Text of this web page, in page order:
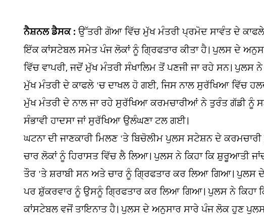
ਨੈਸ਼ਨਲ ਡੈਸਕ :ਉੱਤਰੀ ਗੋਆ ਵਿੱਚ ਮੁੱਖ ਮੰਤਰੀ ਪ੍ਰਮੋਦ ਸਾਵੰਤ ਦੇ
ਇੱਕ ਕਾਂਸਟੇਬਲ ਸਮੇਤ ਪੰਜ ਲੋਕਾਂ ਨੂੰ ਗ੍ਰਿਫਤਾਰ ਕੀਤਾ ਹੈ। ਪੁਲਸ ਦੇ
ਵਿੱਚ ਵਾਪਰੀ, ਜਦੋਂ ਮੁੱਖ ਮੰਤਰੀ ਸੰਖਾਲਿਮ ਤੋਂ ਪਣਜੀ ਜਾ ਰਹੇ ਸਨ। ਪੁਲਸ
ਮੁੱਖ ਮੰਤਰੀ ਦੇ ਕਾਫਲੇ 'ਚ ਦਾਖਲ ਹੋ ਗਈ, ਜਿਸ ਨਾਲ ਸੁਰੱਖਿਆ ਵਿੱਚ
ਮੁੱਖ ਮੰਤਰੀ ਦੇ ਨਾਲ ਜਾ ਰਹੇ ਸੁਰੱਖਿਆ ਕਰਮਚਾਰੀਆਂ ਨੇ ਤੁਰੰਤ ਗੱਡੀ ਨੂੰ
ਸੰਭਾਵੀ ਹਾਦਸਾ ਜਾਂ ਸੁਰੱਖਿਆ ਉਲੰਘਣਾ ਟਲ ਗਈ।
ਘਟਨਾ ਦੀ ਜਾਣਕਾਰੀ ਮਿਲਣ 'ਤੇ ਬਿਚੋਲੀਮ ਪੁਲਸ ਸਟੇਸ਼ਨ ਦੇ
ਚਾਰ ਲੋਕਾਂ ਨੂੰ ਹਿਰਾਸਤ ਵਿੱਚ ਲੈ ਲਿਆ। ਪੁਲਸ ਨੇ ਕਿਹਾ ਕਿ ਸ਼ੁਰੂਆਤੀ
ਤੌਰ 'ਤੇ ਸ਼ਰਾਬੀ ਸਨ ਅਤੇ ਚਾਰ ਨੂੰ ਗ੍ਰਿਫਤਾਰ ਕਰ ਲਿਆ ਗਿਆ।
ਪਰ ਸ਼ੁੱਕਰਵਾਰ ਨੂੰ ਉਸਨੂੰ ਗ੍ਰਿਫਤਾਰ ਕਰ ਲਿਆ ਗਿਆ। ਪੁਲਸ ਨੇ ਕਿਹਾ
ਕਾਂਸਟੇਬਲ ਵਜੋਂ ਤਾਇਨਾਤ ਹੈ। ਪੁਲਸ ਦੇ ਅਨੁਸਾਰ ਸਾਰੇ ਪੰਜ ਲੋਕ ਹੁਣ ਪੁਲਸ